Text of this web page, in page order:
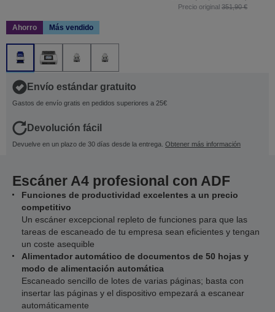
Precio original 351,90 €
Ahorro Más vendido
Envío estándar gratuito
Gastos de envío gratis en pedidos superiores a 25€
Devolución fácil
Devuelve en un plazo de 30 días desde la entrega. Obtener más información
Escáner A4 profesional con ADF
Funciones de productividad excelentes a un precio
competitivo
Un escáner excepcional repleto de funciones para que las
tareas de escaneado de tu empresa sean eficientes y tengan
un coste asequible
Alimentador automático de documentos de 50 hojas y
modo de alimentación automática
Escaneado sencillo de lotes de varias páginas; basta con
insertar las páginas y el dispositivo empezará a escanear
automáticamente